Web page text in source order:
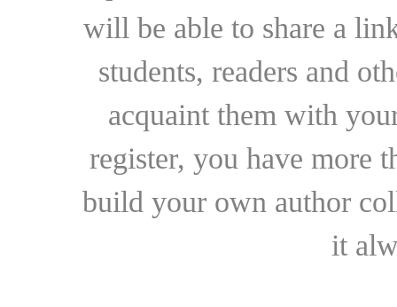
will be able to share a
students, readers and
acquaint them with
register, you have more
build your own author
it